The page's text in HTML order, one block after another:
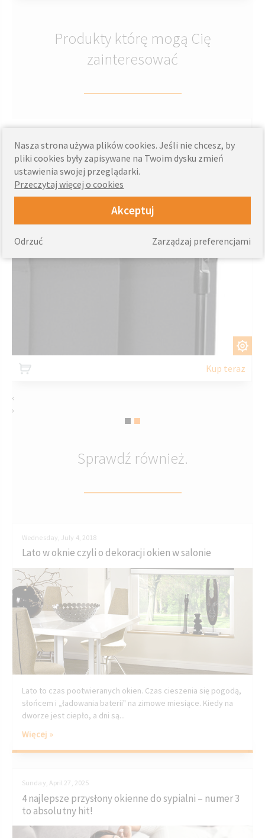
Produkty którę mogą Cię
zainteresować
żaluzje pionowe nowoczesne w sklepie Knall
Kup teraz
‹
›
Sprawdź również.
Wednesday, July 4, 2018
Lato w oknie czyli o dekoracji okien w salonie
Lato to czas pootwieranych okien. Czas cieszenia się pogodą,
słońcem i „ładowania baterii" na zimowe miesiące. Kiedy na
dworze jest ciepło, a dni są...
Więcej »
Sunday, April 27, 2025
4 najlepsze przysłony okienne do sypialni – numer 3
to absolutny hit!
Nasza strona używa plików cookies. Jeśli nie chcesz, by
pliki cookies były zapisywane na Twoim dysku zmień
ustawienia swojej przeglądarki.
Przeczytaj więcej o cookies
Akceptuj
Zarządzaj preferencjami
Odrzuć